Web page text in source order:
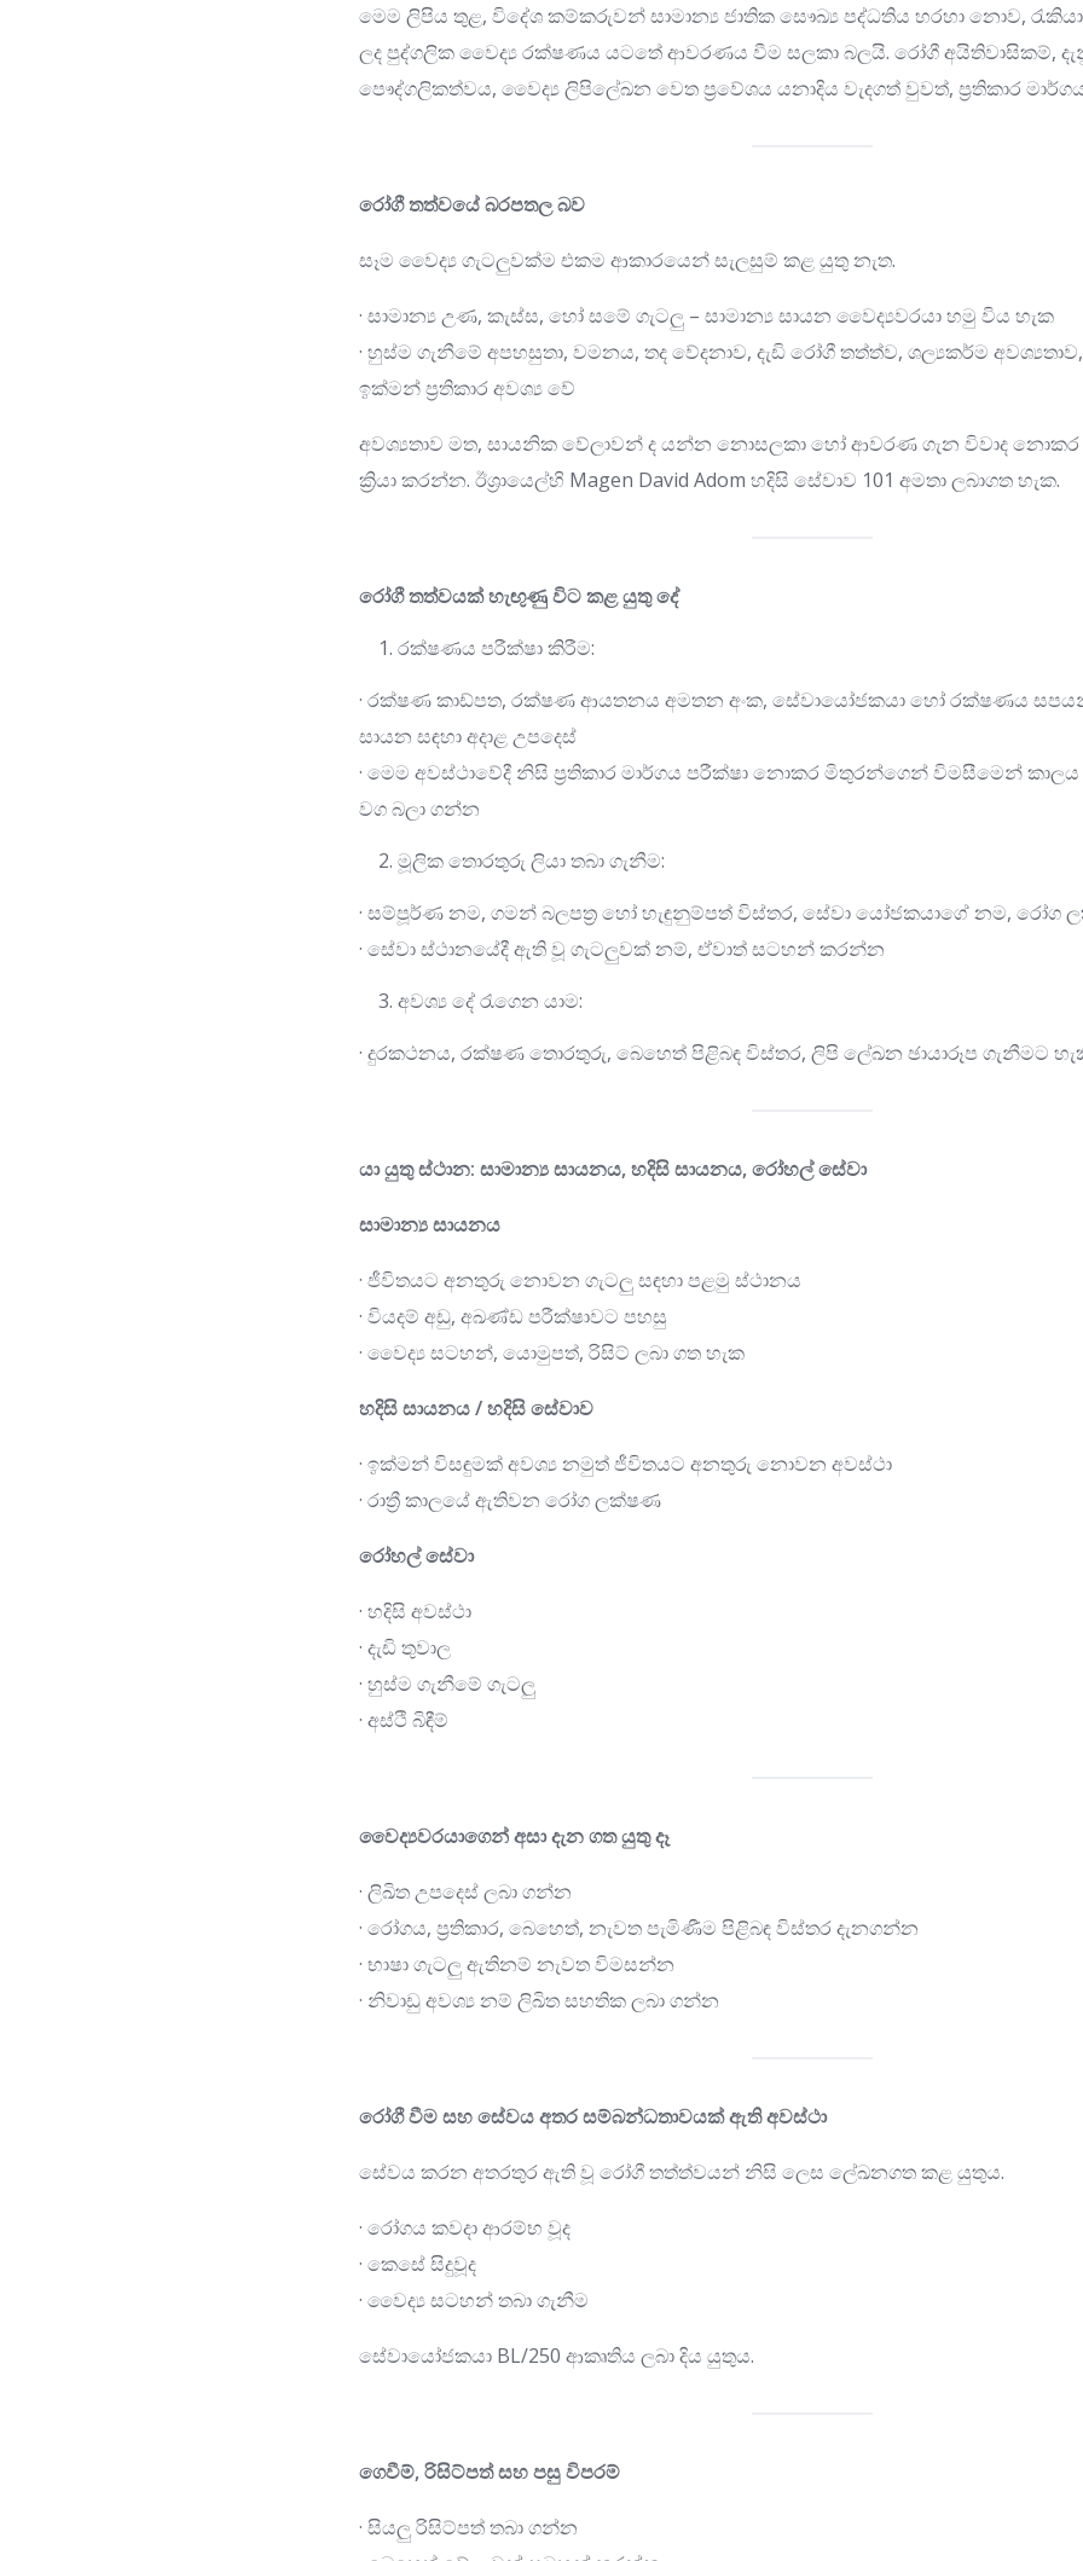
මෙම ලිපිය තුළ, විදේශ කම්කරුවන් සාමාන්‍ය ජාතික සෞඛ්‍ය පද්ධතිය හරහා නොව,
ලද පුද්ගලික වෛද්‍ය රක්ෂණය යටතේ ආවරණය වීම සලකා බලයි. රෝගී අයිතිවාසිකම්,
පෞද්ගලිකත්වය, වෛද්‍ය ලිපිලේඛන වෙත ප්‍රවේශය යනාදිය වැදගත් වුවත්, ප්‍රතිකාර
රෝගී තත්වයේ බරපතල බව
සෑම වෛද්‍ය ගැටලුවක්ම එකම ආකාරයෙන් සැලසුම් කළ යුතු නැත.
· සාමාන්‍ය උණ, කැස්ස, හෝ සමේ ගැටලු – සාමාන්‍ය සායන වෛද්‍යවරයා හමු විය හැක
· හුස්ම ගැනීමේ අපහසුතා, වමනය, තද වේදනාව, දැඩි රෝගී තත්ත්ව, ශල්‍යකර්ම
ඉක්මන් ප්‍රතිකාර අවශ්‍ය වේ
අවශ්‍යතාව මත, සායනික වේලාවන් ද යන්න නොසලකා හෝ ආවරණ ගැන විවාද නොකර
ක්‍රියා කරන්න. ඊශ්‍රායෙල්හි Magen David Adom හදිසි සේවාව 101 අමතා ලබාගත හැක.
රෝගී තත්වයක් හැඟුණු විට කළ යුතු දේ
රක්ෂණය පරීක්ෂා කිරීම:
· රක්ෂණ කාඩ්පත, රක්ෂණ ආයතනය අමතන අංක, සේවායෝජකයා හෝ රක්ෂණය
සායන සඳහා අදාළ උපදෙස්
· මෙම අවස්ථාවේදී නිසි ප්‍රතිකාර මාර්ගය පරීක්ෂා නොකර මිතුරන්ගෙන් විමසීමෙන්
වග බලා ගන්න
මූලික තොරතුරු ලියා තබා ගැනීම:
· සම්පූර්ණ නම, ගමන් බලපත්‍ර හෝ හැඳුනුම්පත් විස්තර, සේවා යෝජකයාගේ නම, රෝග
· සේවා ස්ථානයේදී ඇති වූ ගැටලුවක් නම්, ඒවාත් සටහන් කරන්න
අවශ්‍ය දේ රැගෙන යාම:
· දුරකථනය, රක්ෂණ තොරතුරු, බෙහෙත් පිළිබඳ විස්තර, ලිපි ලේඛන ඡායාරූප ගැනීමට
යා යුතු ස්ථාන: සාමාන්‍ය සායනය, හදිසි සායනය, රෝහල් සේවා
සාමාන්‍ය සායනය
· ජීවිතයට අනතුරු නොවන ගැටලු සඳහා පළමු ස්ථානය
· වියදම් අඩු, අඛණ්ඩ පරීක්ෂාවට පහසු
· වෛද්‍ය සටහන්, යොමුපත්, රිසිට් ලබා ගත හැක
හදිසි සායනය / හදිසි සේවාව
· ඉක්මන් විසඳුමක් අවශ්‍ය නමුත් ජීවිතයට අනතුරු නොවන අවස්ථා
· රාත්‍රී කාලයේ ඇතිවන රෝග ලක්ෂණ
රෝහල් සේවා
· හදිසි අවස්ථා
· දැඩි තුවාල
· හුස්ම ගැනීමේ ගැටලු
· අස්ථි බිඳීම්
වෛද්‍යවරයාගෙන් අසා දැන ගත යුතු දෑ
· ලිඛිත උපදෙස් ලබා ගන්න
· රෝගය, ප්‍රතිකාර, බෙහෙත්, නැවත පැමිණීම පිළිබඳ විස්තර දැනගන්න
· භාෂා ගැටලු ඇතිනම් නැවත විමසන්න
· නිවාඩු අවශ්‍ය නම් ලිඛිත සහතික ලබා ගන්න
රෝගී වීම සහ සේවය අතර සම්බන්ධතාවයක් ඇති අවස්ථා
සේවය කරන අතරතුර ඇති වූ රෝගී තත්ත්වයන් නිසි ලෙස ලේඛනගත කළ යුතුය.
· රෝගය කවදා ආරම්භ වූද
· කෙසේ සිදුවූද
· වෛද්‍ය සටහන් තබා ගැනීම
සේවායෝජකයා BL/250 ආකෘතිය ලබා දිය යුතුය.
ගෙවීම්, රිසිට්පත් සහ පසු විපරම්
· සියලු රිසිට්පත් තබා ගන්න